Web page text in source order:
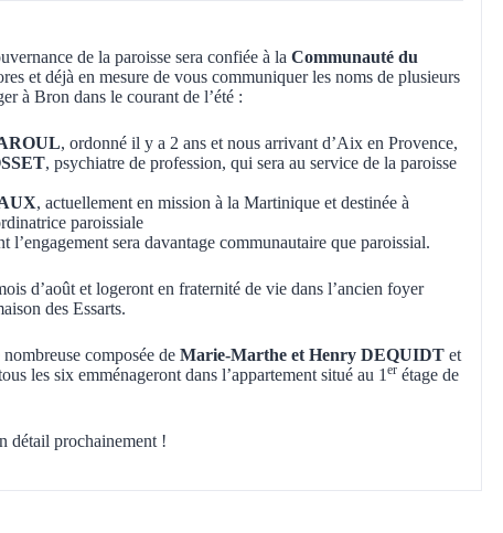
de la paroisse sera confiée à la Communauté du
et déjà en mesure de vous communiquer les noms de plusieurs
à Bron dans le courant de l’été :
, ordonné il y a 2 ans et nous arrivant d’Aix en Provence,
, psychiatre de profession, qui sera au service de la paroisse
, actuellement en mission à la Martinique et destinée à
paroissiale
l’engagement sera davantage communautaire que paroissial.
d’août et logeront en fraternité de vie dans l’ancien foyer
des Essarts.
composée de Marie-Marthe et Henry DEQUIDT et
les six emménageront dans l’appartement situé au 1 er étage de
détail prochainement !